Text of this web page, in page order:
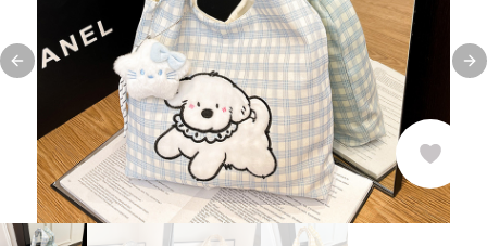
Previous slide